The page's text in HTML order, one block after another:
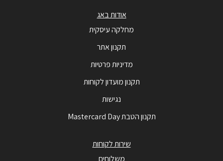
אודות באג
מחלקה עיסקית
תקנון אתר
מדיניות פרטיות
תקנון מועדון לקוחות
נגישות
תקנון הטבת Mastercard Day
שירות לקוחות